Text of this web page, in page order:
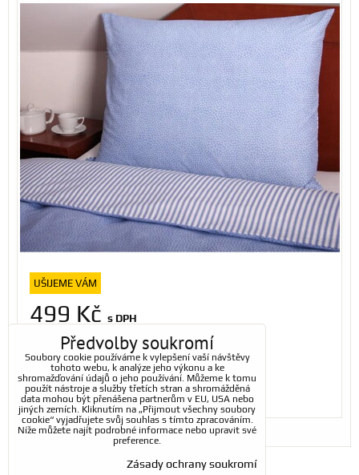
UŠIJEME VÁM
499 Kč s DPH
Dostupnost:Na dotaz
ZVOLTE VARIANTU
Předvolby soukromí
Soubory cookie používáme k vylepšení vaší návštěvy
tohoto webu, k analýze jeho výkonu a ke
shromažďování údajů o jeho používání. Můžeme k tomu
použít nástroje a služby třetích stran a shromážděná
data mohou být přenášena partnerům v EU, USA nebo
jiných zemích. Kliknutím na „Přijmout všechny soubory
cookie“ vyjadřujete svůj souhlas s tímto zpracováním.
Níže můžete najít podrobné informace nebo upravit své
preference.
Zásady ochrany soukromí